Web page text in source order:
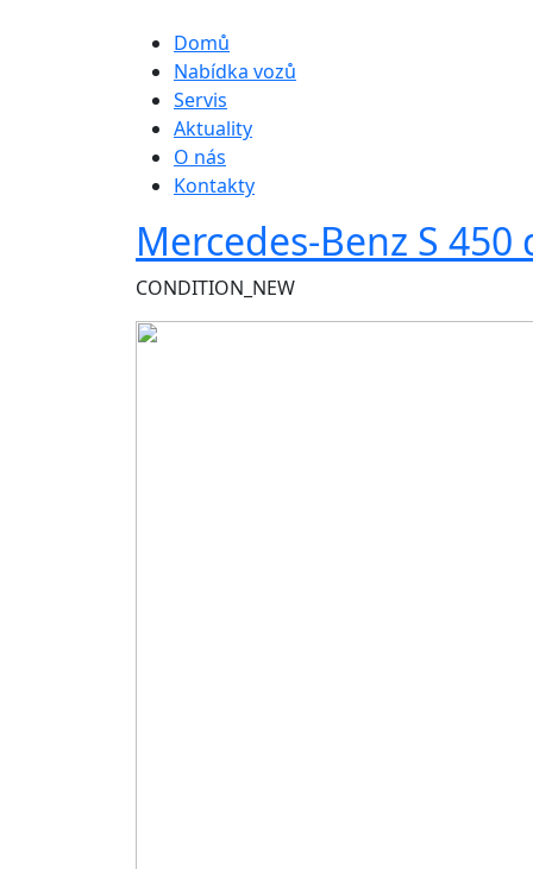
Hlavní navigace
Domů
Nabídka vozů
Servis
Aktuality
O nás
Kontakty
Mercedes-Benz S 450
CONDITION_NEW
Obrázek